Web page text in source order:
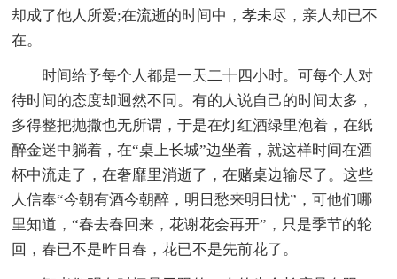
却成了他人所爱;在流逝的时间中，孝未尽，亲人却已不
在。
时间给予每个人都是一天二十四小时。可每个人对
待时间的态度却迥然不同。有的人说自己的时间太多，
多得整把抛撒也无所谓，于是在灯红酒绿里泡着，在纸
醉金迷中躺着，在“桌上长城”边坐着，就这样时间在酒
杯中流走了，在奢靡里消逝了，在赌桌边输尽了。这些
人信奉“今朝有酒今朝醉，明日愁来明日忧”，可他们哪
里知道，“春去春回来，花谢花会再开”，只是季节的轮
回，春已不是昨日春，花已不是先前花了。